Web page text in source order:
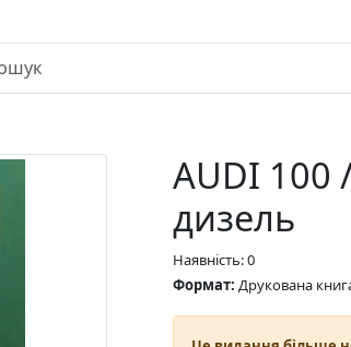
AUDI 100
дизель
Наявність: 0
Формат: Друкована